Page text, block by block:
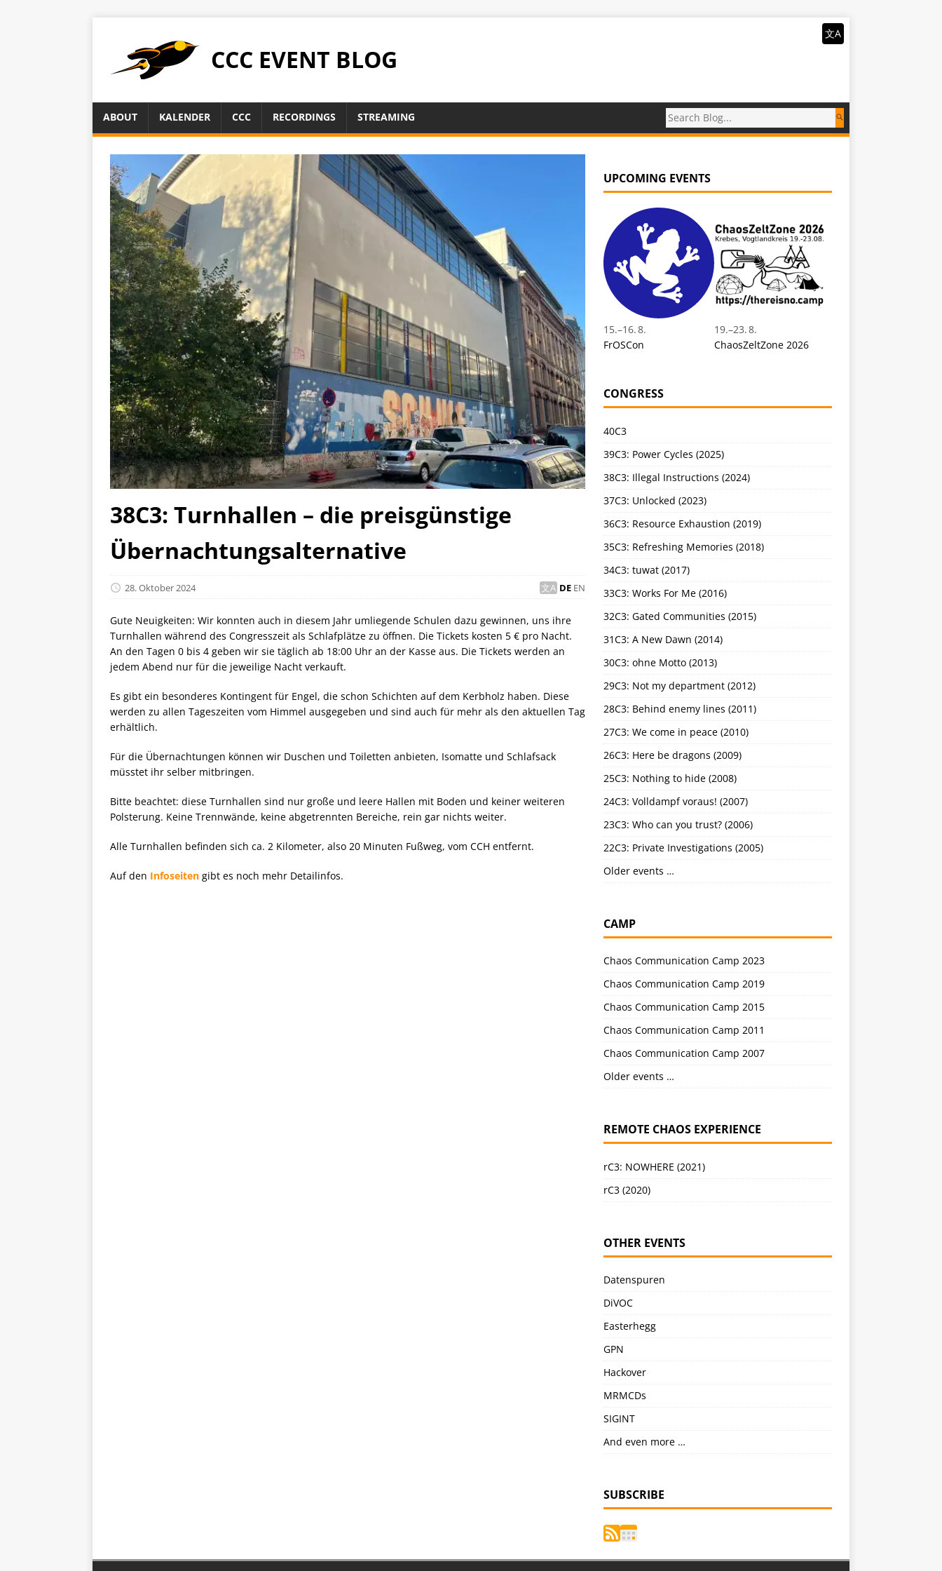
CCC EVENT BLOG
文A
ABOUT KALENDER CCC RECORDINGS STREAMING
38C3: Turnhallen – die preisgünstige
Übernachtungsalternative
28. Oktober 2024 DE EN
Gute Neuigkeiten: Wir konnten auch in diesem Jahr umliegende Schulen dazu gewinnen, uns ihre
Turnhallen während des Congresszeit als Schlafplätze zu öffnen. Die Tickets kosten 5 € pro Nacht.
An den Tagen 0 bis 4 geben wir sie täglich ab 18:00 Uhr an der Kasse aus. Die Tickets werden an
jedem Abend nur für die jeweilige Nacht verkauft.
Es gibt ein besonderes Kontingent für Engel, die schon Schichten auf dem Kerbholz haben. Diese
werden zu allen Tageszeiten vom Himmel ausgegeben und sind auch für mehr als den aktuellen Tag
erhältlich.
Für die Übernachtungen können wir Duschen und Toiletten anbieten, Isomatte und Schlafsack
müsstet ihr selber mitbringen.
Bitte beachtet: diese Turnhallen sind nur große und leere Hallen mit Boden und keiner weiteren
Polsterung. Keine Trennwände, keine abgetrennten Bereiche, rein gar nichts weiter.
Alle Turnhallen befinden sich ca. 2 Kilometer, also 20 Minuten Fußweg, vom CCH entfernt.
Auf den Infoseiten gibt es noch mehr Detailinfos.
UPCOMING EVENTS
15.–16. 8.
FrOSCon
19.–23. 8.
ChaosZeltZone 2026
CONGRESS
40C3
39C3: Power Cycles (2025)
38C3: Illegal Instructions (2024)
37C3: Unlocked (2023)
36C3: Resource Exhaustion (2019)
35C3: Refreshing Memories (2018)
34C3: tuwat (2017)
33C3: Works For Me (2016)
32C3: Gated Communities (2015)
31C3: A New Dawn (2014)
30C3: ohne Motto (2013)
29C3: Not my department (2012)
28C3: Behind enemy lines (2011)
27C3: We come in peace (2010)
26C3: Here be dragons (2009)
25C3: Nothing to hide (2008)
24C3: Volldampf voraus! (2007)
23C3: Who can you trust? (2006)
22C3: Private Investigations (2005)
Older events …
CAMP
Chaos Communication Camp 2023
Chaos Communication Camp 2019
Chaos Communication Camp 2015
Chaos Communication Camp 2011
Chaos Communication Camp 2007
Older events …
REMOTE CHAOS EXPERIENCE
rC3: NOWHERE (2021)
rC3 (2020)
OTHER EVENTS
Datenspuren
DiVOC
Easterhegg
GPN
Hackover
MRMCDs
SIGINT
And even more …
SUBSCRIBE